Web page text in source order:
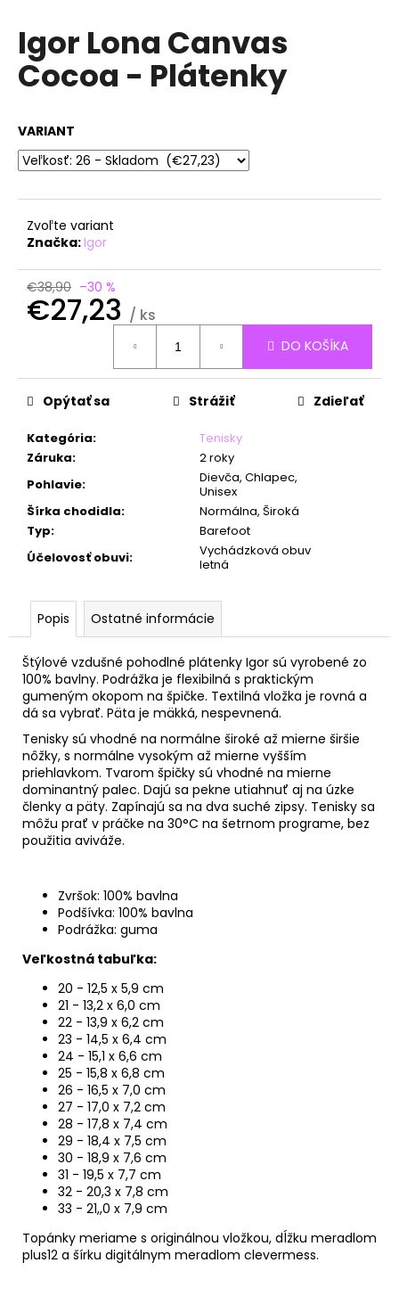
Igor Lona Canvas
Cocoa - Plátenky
VARIANT
Zvoľte variant
Značka:Igor
€38,90 –30 %
€27,23 / ks
DO KOŠÍKA
Kategória:
Tenisky
Záruka:
2 roky
Pohlavie:
Dievča, Chlapec,
Unisex
Šírka chodidla:
Normálna, Široká
Typ:
Barefoot
Účelovosť obuvi:
Vychádzková obuv
letná
Opýtať sa Strážiť Zdieľať
Popis Ostatné informácie
Štýlové vzdušné pohodlné plátenky Igor sú vyrobené zo
100% bavlny. Podrážka je flexibilná s praktickým
gumeným okopom na špičke. Textilná vložka je rovná a
dá sa vybrať. Päta je mäkká, nespevnená.
Tenisky sú vhodné na normálne široké až mierne širšie
nôžky, s normálne vysokým až mierne vyšším
priehlavkom. Tvarom špičky sú vhodné na mierne
dominantný palec. Dajú sa pekne utiahnuť aj na úzke
členky a päty. Zapínajú sa na dva suché zipsy. Tenisky sa
môžu prať v práčke na 30°C na šetrnom programe, bez
použitia aviváže.
Zvršok: 100% bavlna
Podšívka: 100% bavlna
Podrážka: guma
Veľkostná tabuľka:
20 - 12,5 x 5,9 cm
21 - 13,2 x 6,0 cm
22 - 13,9 x 6,2 cm
23 - 14,5 x 6,4 cm
24 - 15,1 x 6,6 cm
25 - 15,8 x 6,8 cm
26 - 16,5 x 7,0 cm
27 - 17,0 x 7,2 cm
28 - 17,8 x 7,4 cm
29 - 18,4 x 7,5 cm
30 - 18,9 x 7,6 cm
31 - 19,5 x 7,7 cm
32 - 20,3 x 7,8 cm
33 - 21,,0 x 7,9 cm
Topánky meriame s originálnou vložkou, dĺžku meradlom
plus12 a šírku digitálnym meradlom clevermess.
j
s
ť
O
d
ú
č
m
e